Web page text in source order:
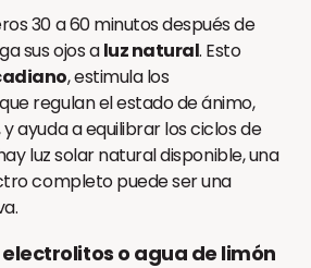
30 a 60 minutos después de
sus ojos aluz natural. Esto
, estimula los
regulan el estado de ánimo,
ayuda a equilibrar los ciclos de
luz solar natural disponible, una
completo puede ser una
o agua de limón